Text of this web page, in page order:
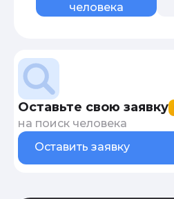
человека
Оставьте свою заявку
на поиск человека
Оставить заявку